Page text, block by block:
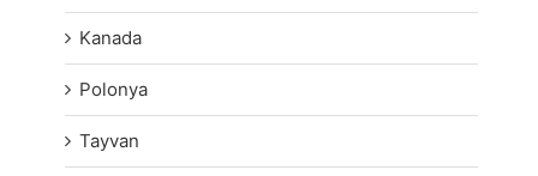
Kanada
Polonya
Tayvan